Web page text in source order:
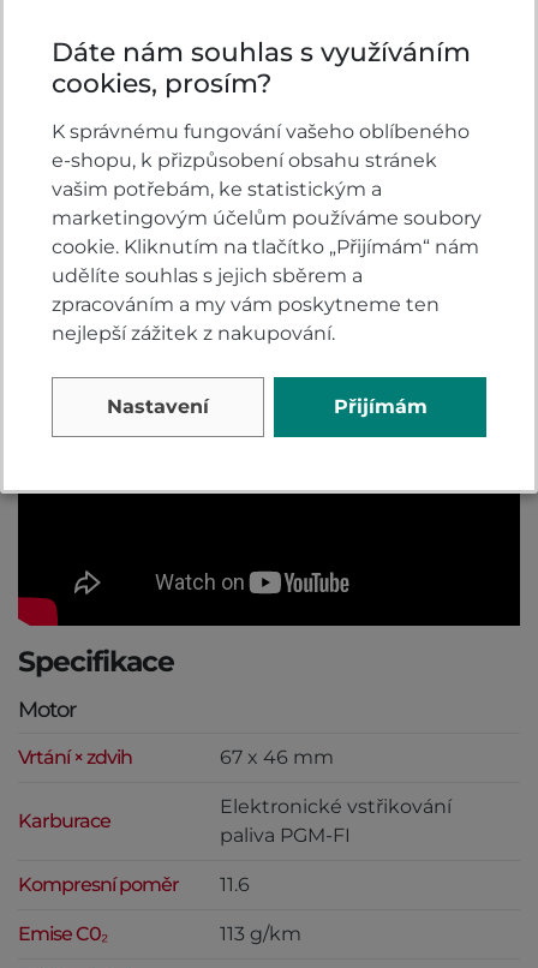
Video
Specifikace
Motor
Vrtání × zdvih 67 x 46 mm
Karburace
Elektronické vstřikování
paliva PGM-FI
Kompresní poměr 11.6
Emise C0₂ 113 g/km
Dáte nám souhlas s využíváním
cookies, prosím?
K správnému fungování vašeho oblíbeného
e-shopu, k přizpůsobení obsahu stránek
vašim potřebám, ke statistickým a
marketingovým účelům používáme soubory
cookie. Kliknutím na tlačítko „Přijímám“ nám
udělíte souhlas s jejich sběrem a
zpracováním a my vám poskytneme ten
nejlepší zážitek z nakupování.
Nastavení Přijímám